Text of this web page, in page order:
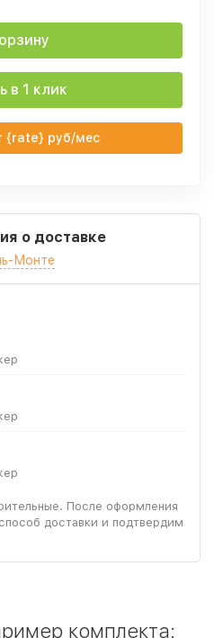
в 1 клик
{rate} руб/мес
о доставке
Монте
После оформления
доставки и подтвердим
комплекта: